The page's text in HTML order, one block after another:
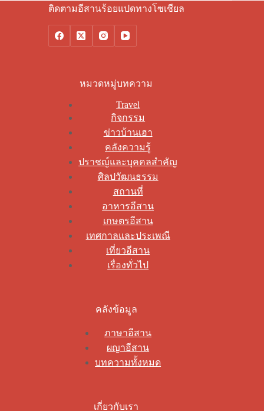
ติดตามอีสานร้อยแปดทางโซเชียล
หมวดหมู่บทความ
Travel
กิจกรรม
ข่าวบ้านเฮา
คลังความรู้
ปราชญ์และบุคคลสำคัญ
ศิลปวัฒนธรรม
สถานที่
อาหารอีสาน
เกษตรอีสาน
เทศกาลและประเพณี
เที่ยวอีสาน
เรื่องทั่วไป
คลังข้อมูล
ภาษาอีสาน
ผญาอีสาน
บทความทั้งหมด
เกี่ยวกับเรา